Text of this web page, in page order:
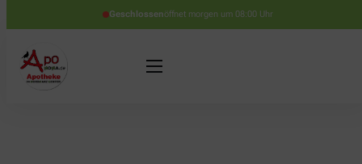
Geschlossenöffnet morgen um 08:00 Uhr